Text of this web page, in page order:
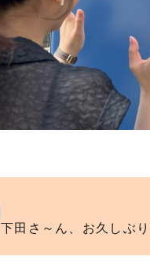
下田さ～ん、お久しぶ